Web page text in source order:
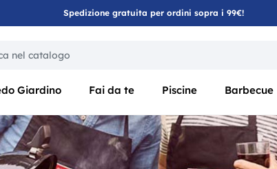
Spedizione gratuita per ordini sopra i 99€!
Giardino Fai da te Piscine Barbecue